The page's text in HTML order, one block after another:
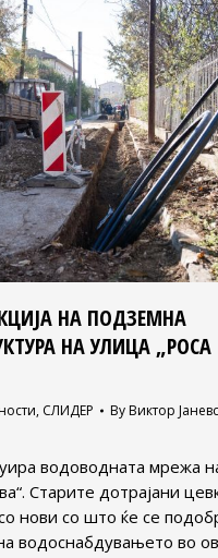
НА ПОДЗЕМНА
НА УЛИЦА „РОСА
, СЛИДЕР By Виктор
водоводната мрежа
Старите дотрајани
нови со што ќе се
водоснабдувањето во